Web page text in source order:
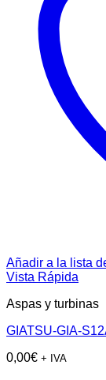
Añadir a la lista
Vista Rápida
Aspas y turbinas
GIATSU-GIA-
0,00€ + IVA